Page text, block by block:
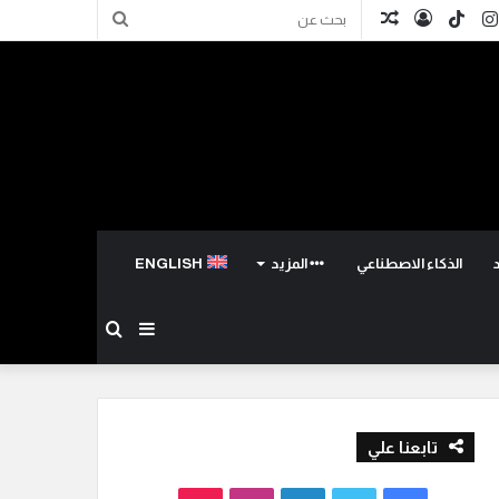
مقالتسجيلTikTokانستقرام
الذكاء الاصطناعي المزيد ENGLISH
عن
إضافة
عمود
تابعنا علي